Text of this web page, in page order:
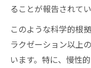
ることが報告されてい
このような科学的根
ラクゼーション以上
います。特に、慢性